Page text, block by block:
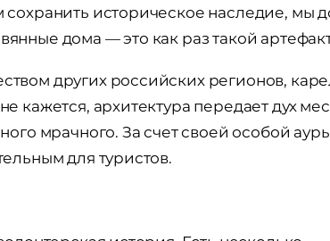
историческое наследие, мы
дома — это как раз такой
других российских регионов,
кажется, архитектура передает дух
мрачного. За счет своей особой
для туристов.